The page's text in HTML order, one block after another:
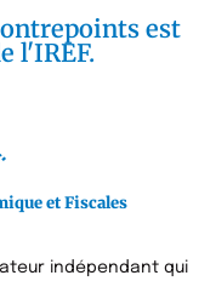
est
l'IREF.
et Fiscales
indépendant qui